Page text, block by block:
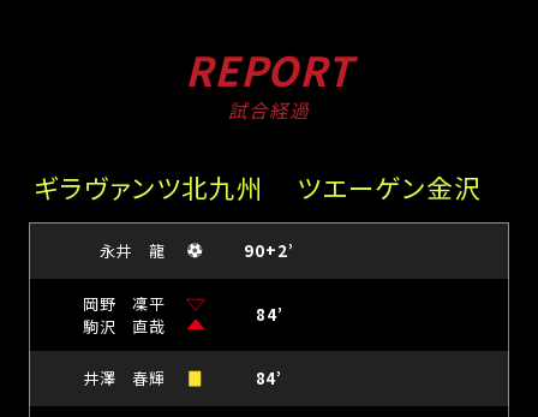
REPORT
試合経過
ギラヴァンツ北九州 ツエーゲン金沢
永井 龍 90+2’
岡野 凜平
駒沢 直哉
84’
井澤 春輝 84’